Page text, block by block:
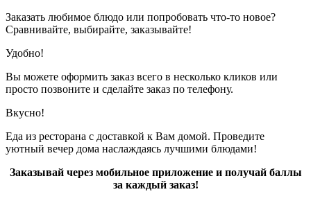
Заказать любимое блюдо или попробовать что-то новое?
Сравнивайте, выбирайте, заказывайте!
Удобно!
Вы можете оформить заказ всего в несколько кликов или
просто позвоните и сделайте заказ по телефону.
Вкусно!
Еда из ресторана с доставкой к Вам домой. Проведите
уютный вечер дома наслаждаясь лучшими блюдами!
Заказывай через мобильное приложение и получай баллы
за каждый заказ!